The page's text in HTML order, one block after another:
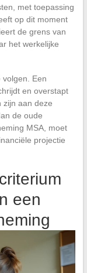
met toepassing
op dit moment
de grens van
het werkelijke
volgen. Een
en overstapt
zijn aan deze
de oude
MSA, moet
projectie
een